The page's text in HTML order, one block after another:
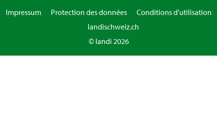
Impressum Protection des données
Conditions d'utilisation
landischweiz.ch
© landi 2026